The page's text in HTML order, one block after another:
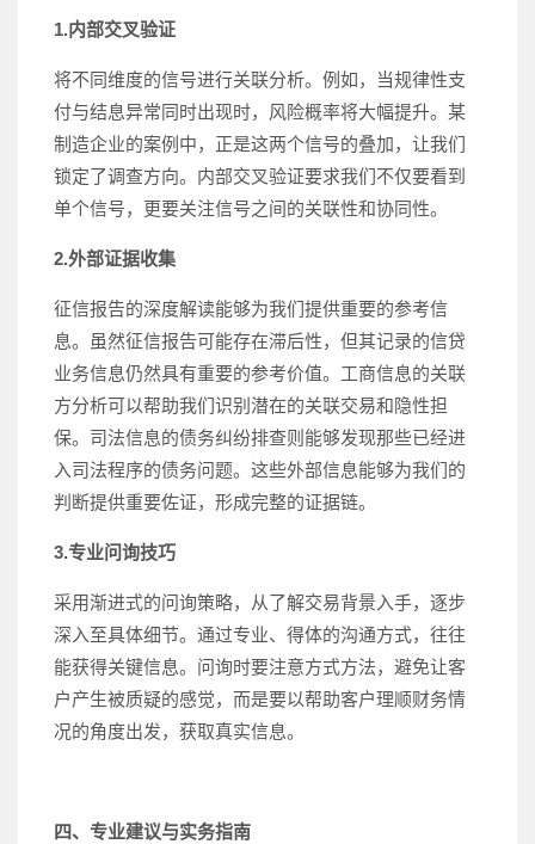
1.内部交叉验证
将不同维度的信号进行关联分析。例如，当规律性支
付与结息异常同时出现时，风险概率将大幅提升。某
制造企业的案例中，正是这两个信号的叠加，让我们
锁定了调查方向。内部交叉验证要求我们不仅要看到
单个信号，更要关注信号之间的关联性和协同性。
2.外部证据收集
征信报告的深度解读能够为我们提供重要的参考信
息。虽然征信报告可能存在滞后性，但其记录的信贷
业务信息仍然具有重要的参考价值。工商信息的关联
方分析可以帮助我们识别潜在的关联交易和隐性担
保。司法信息的债务纠纷排查则能够发现那些已经进
入司法程序的债务问题。这些外部信息能够为我们的
判断提供重要佐证，形成完整的证据链。
3.专业问询技巧
采用渐进式的问询策略，从了解交易背景入手，逐步
深入至具体细节。通过专业、得体的沟通方式，往往
能获得关键信息。问询时要注意方式方法，避免让客
户产生被质疑的感觉，而是要以帮助客户理顺财务情
况的角度出发，获取真实信息。
四、专业建议与实务指南